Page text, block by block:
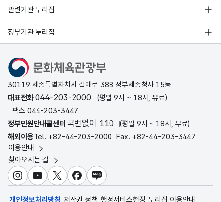
관련기관 누리집
정부기관 누리집
문화체육관광부
30119 세종특별자치시 갈매로 388 정부세종청사 15동
대표전화044-203-2000
(평일 9시 ~ 18시, 유료)
팩스 044-203-3447
정부민원안내콜센터 국번없이 110
(평일 9시 ~ 18시, 무료)
해외이용Tel. +82-44-203-2000
Fax. +82-44-203-3447
이용안내
찾아오시는 길
인스타그램
유튜브X 페이스북
블로그
개인정보처리방침 저작권 정책 행정서비스헌장 누리집 이용안내